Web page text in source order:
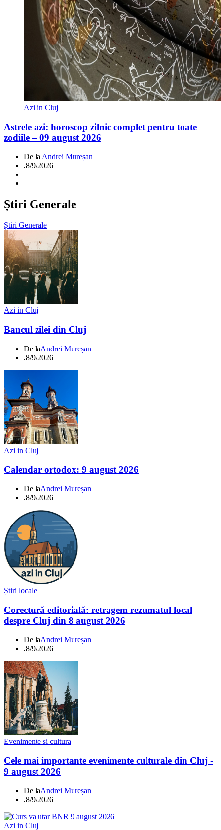
Azi in Cluj
Astrele azi: horoscop zilnic complet pentru toate
zodiile – 09 august 2026
De la Andrei Mureșan
.8/9/2026
Știri Generale
Știri Generale
Azi in Cluj
Bancul zilei din Cluj
De laAndrei Mureșan
.8/9/2026
Azi in Cluj
Calendar ortodox: 9 august 2026
De laAndrei Mureșan
.8/9/2026
Știri locale
Corectură editorială: retragem rezumatul local
despre Cluj din 8 august 2026
De laAndrei Mureșan
.8/9/2026
Evenimente si cultura
Cele mai importante evenimente culturale din Cluj -
9 august 2026
De laAndrei Mureșan
.8/9/2026
Azi in Cluj